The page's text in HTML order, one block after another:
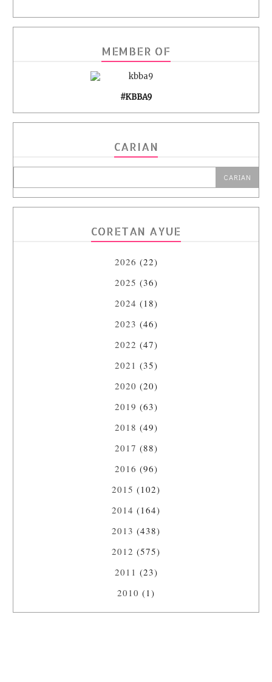
MEMBER OF
#KBBA9
CARIAN
CORETAN AYUE
2026 (22)
2025 (36)
2024 (18)
2023 (46)
2022 (47)
2021 (35)
2020 (20)
2019 (63)
2018 (49)
2017 (88)
2016 (96)
2015 (102)
2014 (164)
2013 (438)
2012 (575)
2011 (23)
2010 (1)